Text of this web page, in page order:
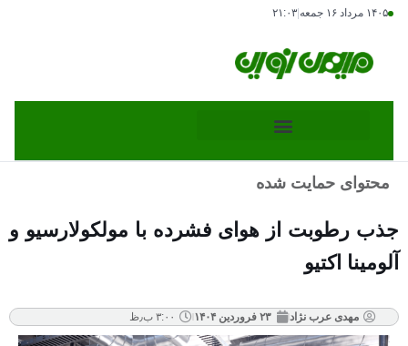
۱۴۰۵ مرداد ۱۶ جمعه ۲۱:۰۳
محتوای حمایت شده
جذب رطوبت از هوای فشرده با مولکولارسیو و
آلومینا اکتیو
مهدی عرب نژاد ۲۳ فروردین ۱۴۰۴ ۳:۰۰ ب٫ظ